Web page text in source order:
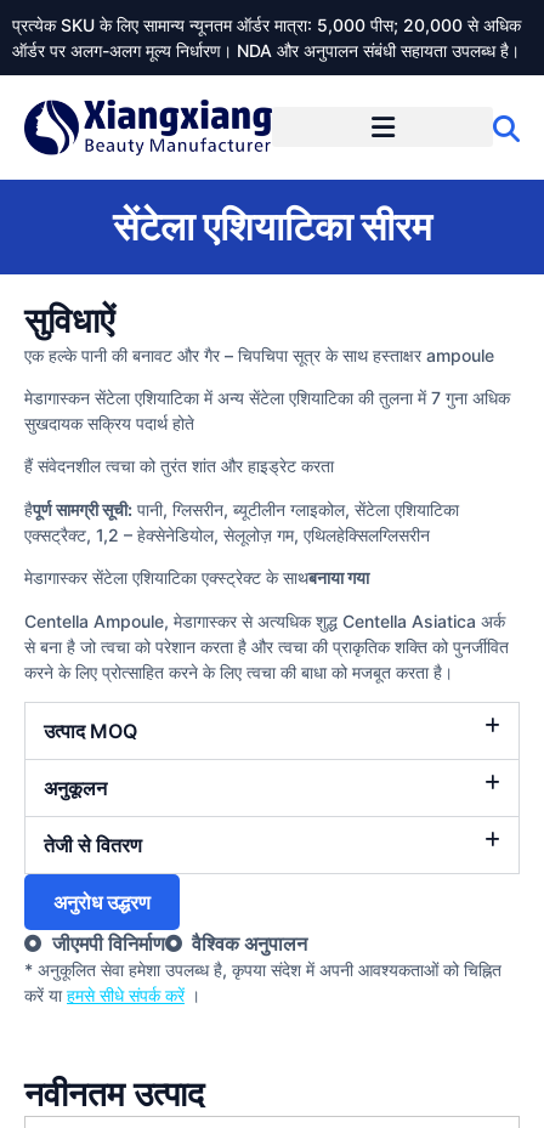
प्रत्येक SKU के लिए सामान्य न्यूनतम ऑर्डर मात्रा: 5,000 पीस; 20,000 से अधिक
ऑर्डर पर अलग-अलग मूल्य निर्धारण। NDA और अनुपालन संबंधी सहायता उपलब्ध है।
सेंटेला एशियाटिका सीरम
सुविधाऐं
एक हल्के पानी की बनावट और गैर – चिपचिपा सूत्र के साथ हस्ताक्षर ampoule
मेडागास्कन सेंटेला एशियाटिका में अन्य सेंटेला एशियाटिका की तुलना में 7 गुना अधिक
सुखदायक सक्रिय पदार्थ होते
हैं संवेदनशील त्वचा को तुरंत शांत और हाइड्रेट करता
हैपूर्ण सामग्री सूची: पानी, ग्लिसरीन, ब्यूटीलीन ग्लाइकोल, सेंटेला एशियाटिका
एक्सट्रैक्ट, 1,2 – हेक्सेनेडियोल, सेलूलोज़ गम, एथिलहेक्सिलग्लिसरीन
मेडागास्कर सेंटेला एशियाटिका एक्स्ट्रेक्ट के साथबनाया गया
Centella Ampoule, मेडागास्कर से अत्यधिक शुद्ध Centella Asiatica अर्क
से बना है जो त्वचा को परेशान करता है और त्वचा की प्राकृतिक शक्ति को पुनर्जीवित
करने के लिए प्रोत्साहित करने के लिए त्वचा की बाधा को मजबूत करता है।
उत्पाद MOQ
अनुकूलन
तेजी से वितरण
अनुरोध उद्धरण
जीएमपी विनिर्माण
वैश्विक अनुपालन
* अनुकूलित सेवा हमेशा उपलब्ध है, कृपया संदेश में अपनी आवश्यकताओं को चिह्नित
करें याहमसे सीधे संपर्क करें।
नवीनतम उत्पाद